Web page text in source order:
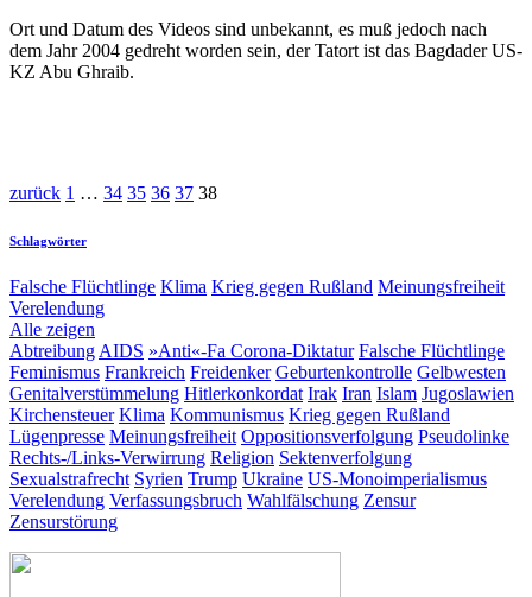
Ort und Datum des Videos sind unbekannt, es muß jedoch nach
dem Jahr 2004 gedreht worden sein, der Tatort ist das Bagdader US-
KZ Abu Ghraib.
zurück 1 … 34 35 36 37 38
Schlagwörter
Falsche Flüchtlinge Klima Krieg gegen Rußland Meinungsfreiheit
Verelendung
Alle zeigen
AbtreibungAIDS »Anti«-Fa Corona-Diktatur Falsche Flüchtlinge
Feminismus Frankreich Freidenker Geburtenkontrolle Gelbwesten
Genitalverstümmelung Hitlerkonkordat Irak Iran Islam Jugoslawien
Kirchensteuer Klima Kommunismus Krieg gegen Rußland
Lügenpresse Meinungsfreiheit Oppositionsverfolgung Pseudolinke
Rechts-/Links-Verwirrung Religion Sektenverfolgung
Sexualstrafrecht Syrien Trump Ukraine US-Monoimperialismus
Verelendung Verfassungsbruch Wahlfälschung Zensur
Zensurstörung